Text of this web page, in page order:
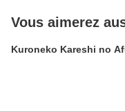
Vous aimerez
Kuroneko Kareshi no